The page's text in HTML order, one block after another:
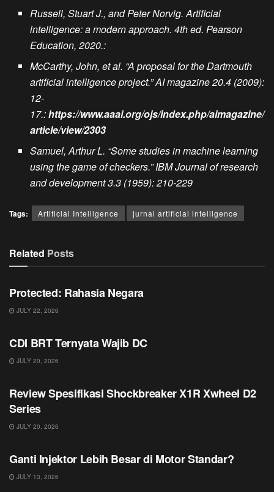
Russell, Stuart J., and Peter Norvig. Artificial
intelligence: a modern approach. 4th ed. Pearson
Education, 2020.:
McCarthy, John, et al. “A proposal for the Dartmouth
artificial intelligence project.” AI magazine 20.4 (2009):
12-
17.:https://www.aaai.org/ojs/index.php/aimagazine/
article/view/2303
Samuel, Arthur L. “Some studies in machine learning
using the game of checkers.” IBM Journal of research
and development 3.3 (1959): 210-229
Tags: Artificial Intelligence jurnal artificial intelligence
Related Posts
JURNAL
Protected: Rahasia Negara
JULY 22, 2026
CDI BRT Ternyata Wajib DC
JULY 20, 2026
Review Spesifikasi Shockbreaker X1R Xwheel D2
Series
JULY 20, 2026
Ganti Injektor Lebih Besar di Motor Standar?
JULY 13, 2026